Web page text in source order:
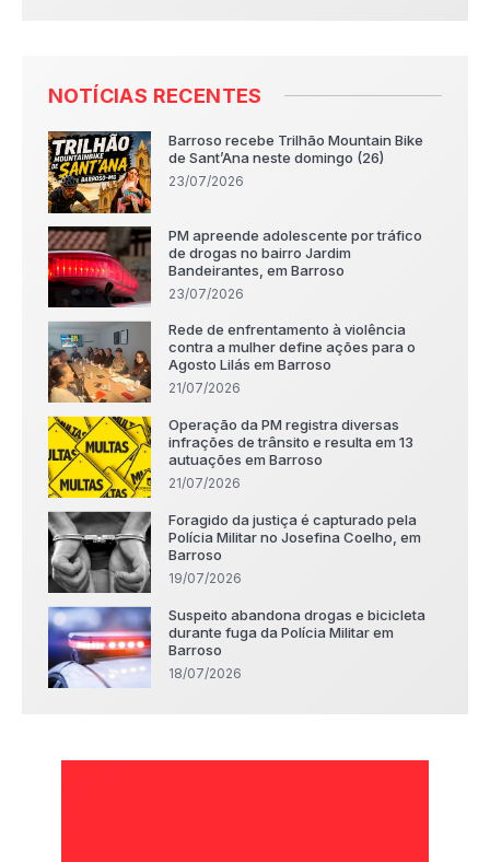
NOTÍCIAS RECENTES
Barroso recebe Trilhão Mountain Bike
de Sant’Ana neste domingo (26)
23/07/2026
PM apreende adolescente por tráfico
de drogas no bairro Jardim
Bandeirantes, em Barroso
23/07/2026
Rede de enfrentamento à violência
contra a mulher define ações para o
Agosto Lilás em Barroso
21/07/2026
Operação da PM registra diversas
infrações de trânsito e resulta em 13
autuações em Barroso
21/07/2026
Foragido da justiça é capturado pela
Polícia Militar no Josefina Coelho, em
Barroso
19/07/2026
Suspeito abandona drogas e bicicleta
durante fuga da Polícia Militar em
Barroso
18/07/2026